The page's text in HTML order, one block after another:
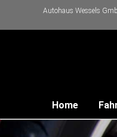
Autohaus Wessels
Home